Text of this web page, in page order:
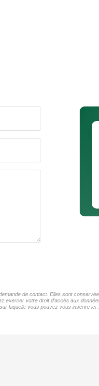
de contact. Elles sont
exercer votre droit d'accès aux
laquelle vous pouvez vous inscrire ici :